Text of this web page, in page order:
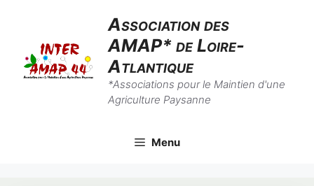
content
Association des
AMAP* de Loire-
Atlantique
*Associations pour le Maintien d'une
Agriculture Paysanne
Menu